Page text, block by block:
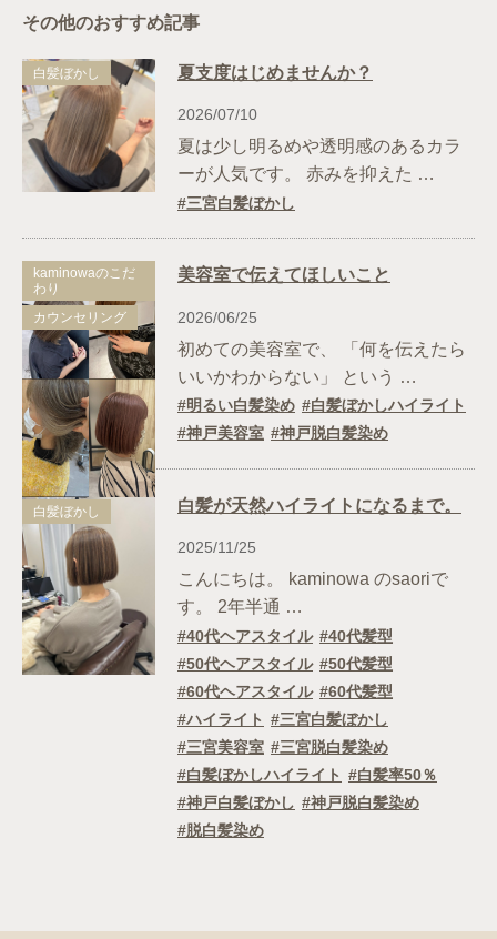
その他のおすすめ記事
白髪ぼかし 夏支度はじめませんか？
2026/07/10
夏は少し明るめや透明感のあるカラ
ーが人気です。 赤みを抑えた …
三宮白髪ぼかし
kaminowaのこだ
わり
カウンセリング
美容室で伝えてほしいこと
2026/06/25
初めての美容室で、 「何を伝えたら
いいかわからない」 という …
明るい白髪染め
白髪ぼかしハイライト
神戸美容室
神戸脱白髪染め
白髪ぼかし 白髪が天然ハイライトになるまで。
2025/11/25
こんにちは。 kaminowa のsaoriで
す。 2年半通 …
40代ヘアスタイル
40代髪型
50代ヘアスタイル
50代髪型
60代ヘアスタイル
60代髪型
ハイライト
三宮白髪ぼかし
三宮美容室
三宮脱白髪染め
白髪ぼかしハイライト
白髪率50％
神戸白髪ぼかし
神戸脱白髪染め
脱白髪染め